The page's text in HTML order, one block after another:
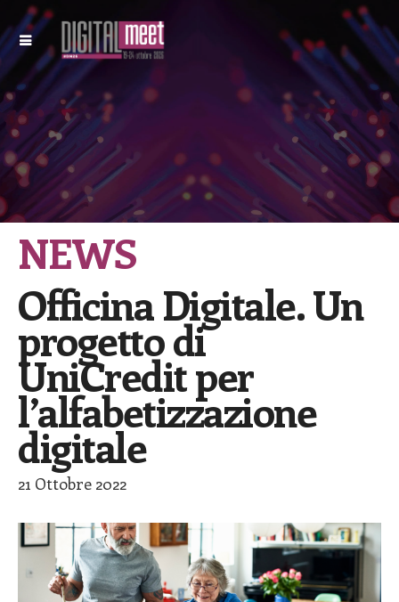
NEWS
Officina Digitale. Un
progetto di
UniCredit per
l’alfabetizzazione
digitale
21 Ottobre 2022